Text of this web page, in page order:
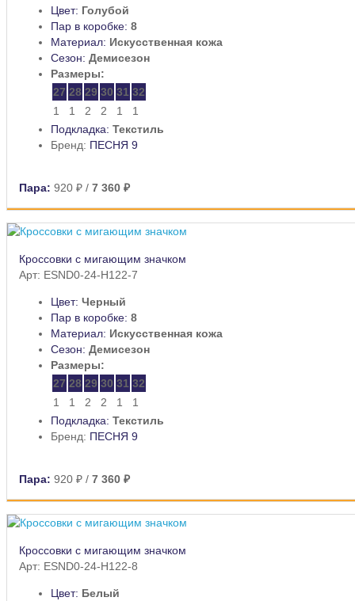
Цвет: Голубой
Пар в коробке: 8
Материал: Искусственная кожа
Сезон: Демисезон
Размеры:
27 28 29 30 31 32
1
1 2 2 1
1
Подкладка: Текстиль
Бренд: ПЕСНЯ 9
Пара: 920 ₽ / 7 360 ₽
Кроссовки с мигающим значком
Арт: ESND0-24-H122-7
Цвет: Черный
Пар в коробке: 8
Материал: Искусственная кожа
Сезон: Демисезон
Размеры:
27 28 29 30 31 32
1
1 2 2 1
1
Подкладка: Текстиль
Бренд: ПЕСНЯ 9
Пара: 920 ₽ / 7 360 ₽
Кроссовки с мигающим значком
Арт: ESND0-24-H122-8
Цвет: Белый